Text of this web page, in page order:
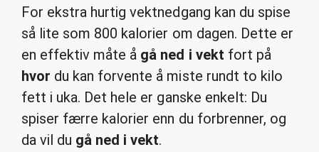
For ekstra hurtig vektnedgang kan du spise
så lite som 800 kalorier om dagen. Dette er
en effektiv måte å gå ned i vekt fort på
hvor du kan forvente å miste rundt to kilo
fett i uka. Det hele er ganske enkelt: Du
spiser færre kalorier enn du forbrenner, og
da vil du gå ned i vekt.